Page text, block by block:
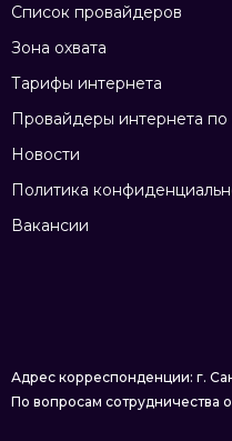
Список провайдеров
Зона охвата
Тарифы интернета
Провайдеры интернета по
Новости
Политика
Вакансии
Адрес корреспонденции: г.
По вопросам сотрудничества